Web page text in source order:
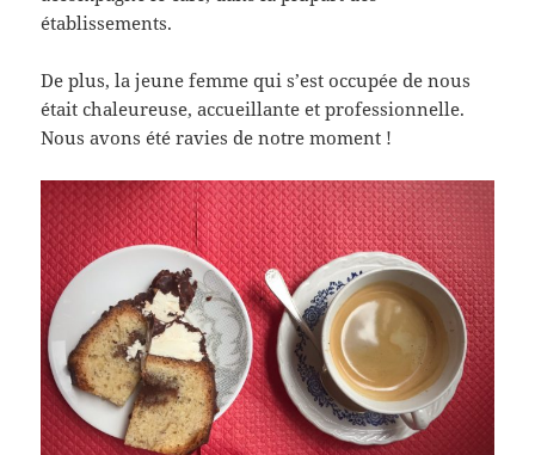
établissements.
De plus, la jeune femme qui s’est occupée de nous
était chaleureuse, accueillante et professionnelle.
Nous avons été ravies de notre moment !